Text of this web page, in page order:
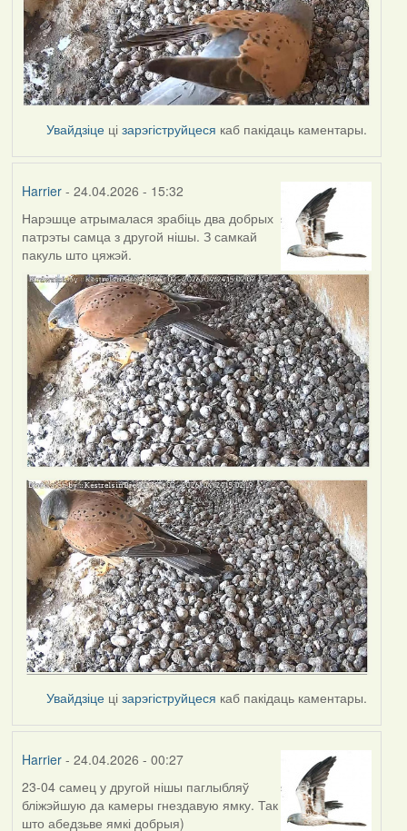
Увайдзіце цізарэгіструйцеся каб пакідаць каментары.
Harrier- 24.04.2026 - 15:32
Нарэшце атрымалася зрабіць два добрых
патрэты самца з другой нішы. З самкай
пакуль што цяжэй.
Увайдзіце цізарэгіструйцеся каб пакідаць каментары.
Harrier- 24.04.2026 - 00:27
23-04 самец у другой нішы паглыбляў
бліжэйшую да камеры гнездавую ямку. Так
што абедзьве ямкі добрыя)